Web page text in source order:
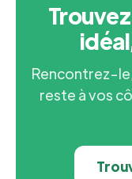
Rencontrez-
reste à vos